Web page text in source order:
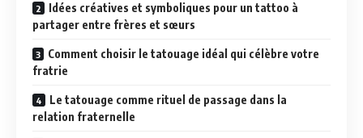
Idées créatives et symboliques pour un tattoo à
partager entre frères et sœurs
Comment choisir le tatouage idéal qui célèbre votre
fratrie
Le tatouage comme rituel de passage dans la
relation fraternelle